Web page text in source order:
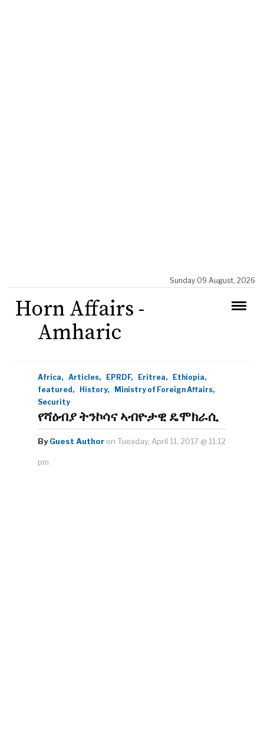
Sunday 09 August, 2026
Horn Affairs -
Amharic
Africa, Articles, EPRDF, Eritrea,
Ethiopia,
featured,
History,
Ministry of Foreign Affairs,
Security
የሻዕብያ ትንኮሳና ኣብዮታዊ ዴሞክራሲ
By Guest Author on Tuesday, April 11, 2017 @ 11:12
pm